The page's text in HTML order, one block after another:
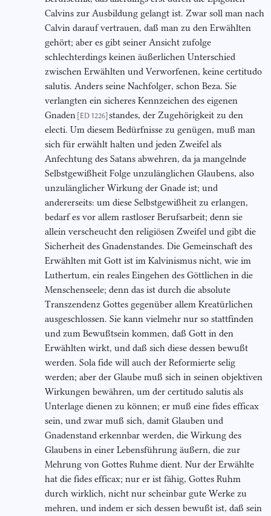
Calvins zur Ausbildung gelangt ist. Zwar soll man nach
Calvin darauf vertrauen, daß man zu den Erwählten
gehört; aber es gibt seiner Ansicht zufolge
schlechterdings keinen äußerlichen Unterschied
zwischen Erwählten und Verworfenen, keine certitudo
salutis. Anders seine Nachfolger, schon Beza. Sie
verlangten ein sicheres Kennzeichen des eigenen
Gnaden [ED 1226] standes, der Zugehörigkeit zu den
electi. Um diesem Bedürfnisse zu genügen, muß man
sich für erwählt halten und jeden Zweifel als
Anfechtung des Satans abwehren, da ja mangelnde
Selbstgewißheit Folge unzulänglichen Glaubens, also
unzulänglicher Wirkung der Gnade ist; und
andererseits: um diese Selbstgewißheit zu erlangen,
bedarf es vor allem rastloser Berufsarbeit; denn sie
allein verscheucht den religiösen Zweifel und gibt die
Sicherheit des Gnadenstandes. Die Gemeinschaft des
Erwählten mit Gott ist im Kalvinismus nicht, wie im
Luthertum, ein reales Eingehen des Göttlichen in die
Menschenseele; denn das ist durch die absolute
Transzendenz Gottes gegenüber allem Kreatürlichen
ausgeschlossen. Sie kann vielmehr nur so stattfinden
und zum Bewußtsein kommen, daß Gott in den
Erwählten wirkt, und daß sich diese dessen bewußt
werden. Sola fide will auch der Reformierte selig
werden; aber der Glaube muß sich in seinen objektiven
Wirkungen bewähren, um der certitudo salutis als
Unterlage dienen zu können; er muß eine fides efficax
sein, und zwar muß sich, damit Glauben und
Gnadenstand erkennbar werden, die Wirkung des
Glaubens in einer Lebensführung äußern, die zur
Mehrung von Gottes Ruhme dient. Nur der Erwählte
hat die fides efficax; nur er ist fähig, Gottes Ruhm
durch wirklich, nicht nur scheinbar gute Werke zu
mehren, und indem er sich dessen bewußt ist, daß sein